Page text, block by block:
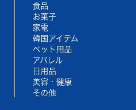
食品
お菓子
家電
韓国アイテム
ペット用品
アパレル
日用品
美容・健康
その他